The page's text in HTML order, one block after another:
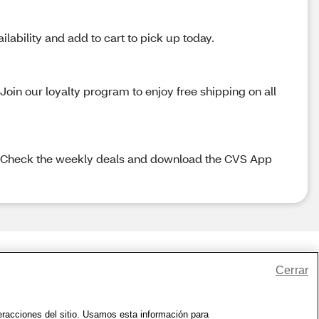
and add to cart to pick up today.
our loyalty program to enjoy free shipping on all
the weekly deals and download the CVS App
| Zona de Bienestar | © 1999 - 2026 CVS.com
del sitio. Usamos esta información para
Cerrar